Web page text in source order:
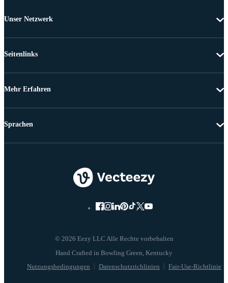
Unser Netzwerk
Seitenlinks
Mehr Erfahren
© 2026 Eezy LLC Alle Rechte vorbehalten
Nutzungsbedingungen Datenschutzrichlinien Fair-Use-Richtlinie
Sprachen